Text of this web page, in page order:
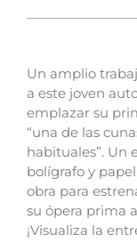
Un amplio
a este joven
emplazar su
“una de las
habituales”. Un
bolígrafo y
obra para
su ópera prima
¡Visualiza la